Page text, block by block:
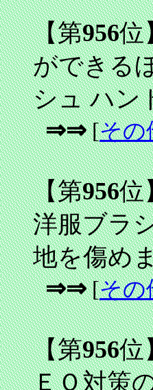
【第956位
ができる
シュ ハン
⇒⇒[その
【第956位
洋服ブラ
地を傷め
⇒⇒[その
【第956位
ＥＯ対策